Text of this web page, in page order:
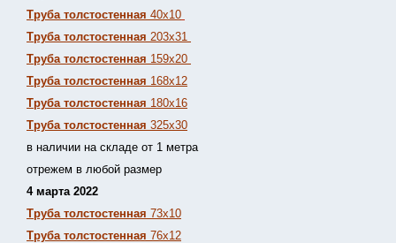
Труба толстостенная 40х10
Труба толстостенная 203х31
Труба толстостенная 159х20
Труба толстостенная 168х12
Труба толстостенная 180х16
Труба толстостенная 325х30
в наличии на складе от 1 метра
отрежем в любой размер
4 марта 2022
Труба толстостенная 73х10
Труба толстостенная 76х12